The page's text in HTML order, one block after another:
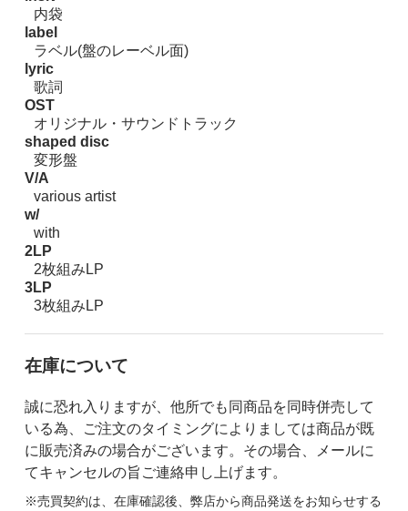
内袋
label
ラベル(盤のレーベル面)
lyric
歌詞
OST
オリジナル・サウンドトラック
shaped disc
変形盤
V/A
various artist
w/
with
2LP
2枚組みLP
3LP
3枚組みLP
在庫について
誠に恐れ入りますが、他所でも同商品を同時併売して
いる為、ご注文のタイミングによりましては商品が既
に販売済みの場合がございます。その場合、メールに
てキャンセルの旨ご連絡申し上げます。
※売買契約は、在庫確認後、弊店から商品発送をお知らせする